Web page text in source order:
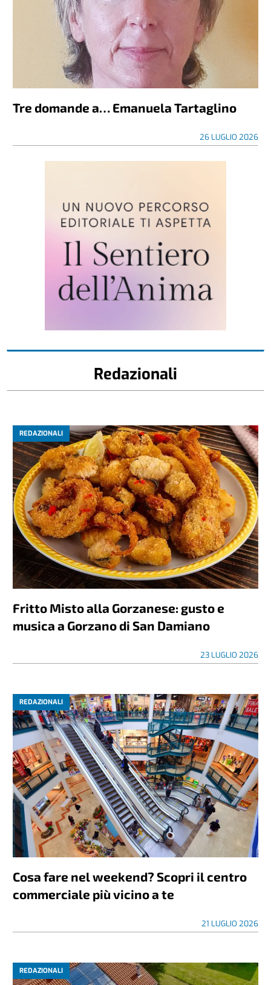
Tre domande a… Emanuela Tartaglino
26 LUGLIO 2026
Redazionali
REDAZIONALI
Fritto Misto alla Gorzanese: gusto e
musica a Gorzano di San Damiano
23 LUGLIO 2026
REDAZIONALI
Cosa fare nel weekend? Scopri il centro
commerciale più vicino a te
21 LUGLIO 2026
REDAZIONALI